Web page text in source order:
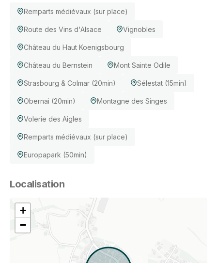
Remparts médiévaux (sur place)
Route des Vins d'Alsace Vignobles
Château du Haut Koenigsbourg
Château du Bernstein Mont Sainte Odile
Strasbourg & Colmar (20min) Sélestat (15min)
Obernai (20min) Montagne des Singes
Volerie des Aigles
Remparts médiévaux (sur place)
Europapark (50min)
Localisation
+
−